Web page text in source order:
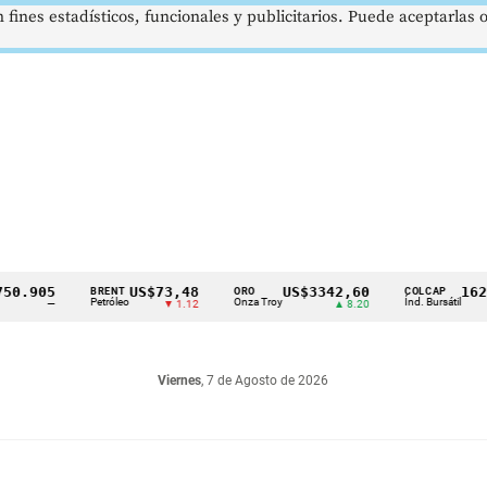
Petróleo
US$73,48
▼ 1.12 Onza Troy
US$3342,60
▲ 8.20
COLCAP
Índ. Bursátil
Viernes, 7 de Agosto de 2026
estadísticos, funcionales y publicitarios. Puede aceptarlas